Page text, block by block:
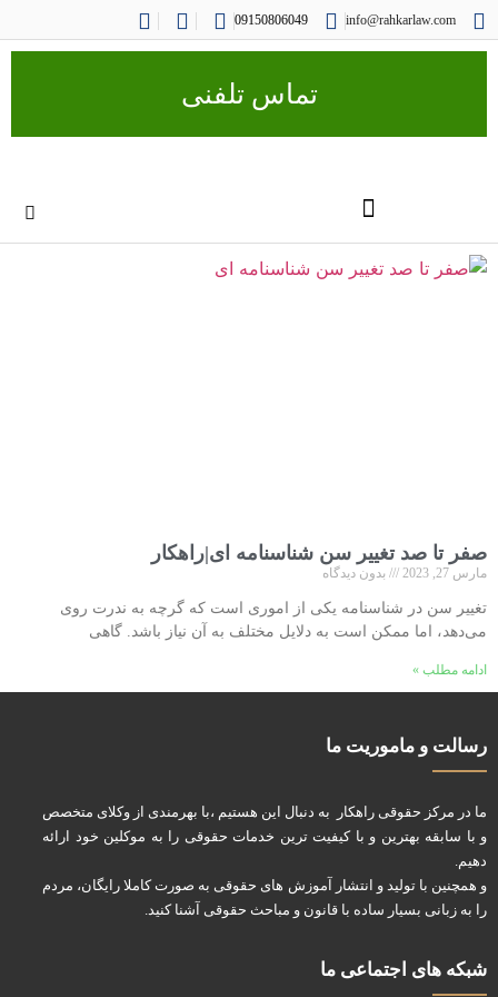
info@rahkarlaw.com
09150806049
تماس تلفنی
صفر تا صد تغییر سن شناسنامه ای|راهکار
مارس 27, 2023 بدون دیدگاه
تغییر سن در شناسنامه یکی از اموری است که گرچه به ندرت روی
می‌دهد، اما ممکن است به دلایل مختلف به آن نیاز باشد. گاهی
ادامه مطلب »
رسالت و ماموریت ما
ما در مرکز حقوقی راهکار به دنبال این هستیم ،با بهرمندی از وکلای متخصص
و با سابقه بهترین و با کیفیت ترین خدمات حقوقی را به موکلین خود ارائه
دهیم.
و همچنین با تولید و انتشار آموزش های حقوقی به صورت کاملا رایگان، مردم
را به زبانی بسیار ساده با قانون و مباحث حقوقی آشنا کنید.
شبکه های اجتماعی ما